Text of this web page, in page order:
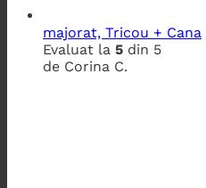
majorat, Tricou + Cana
Evaluat la 5 din 5
de Corina C.